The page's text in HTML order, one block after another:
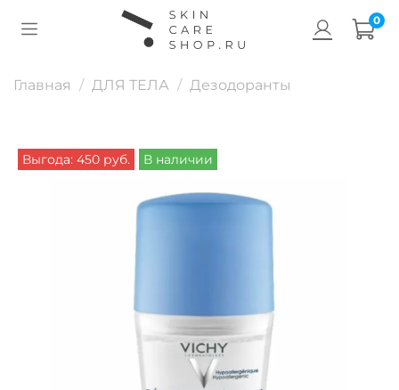
0
Главная ДЛЯ ТЕЛА Дезодоранты
Выгода: 450 руб. В наличии